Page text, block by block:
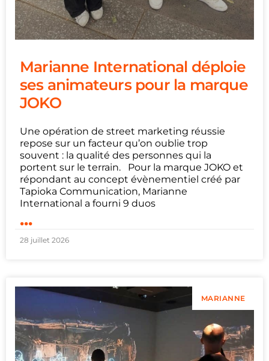
Marianne International déploie
ses animateurs pour la marque
JOKO
Une opération de street marketing réussie
repose sur un facteur qu’on oublie trop
souvent : la qualité des personnes qui la
portent sur le terrain. Pour la marque JOKO et
répondant au concept évènementiel créé par
Tapioka Communication, Marianne
International a fourni 9 duos
...
28 juillet 2026
MARIANNE